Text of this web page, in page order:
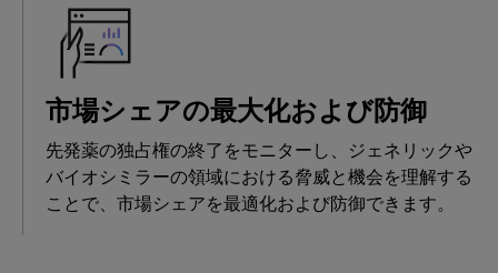
市場シェアの最大化および防御
先発薬の独占権の終了をモニターし、ジェネリックや
バイオシミラーの領域における脅威と機会を理解する
ことで、市場シェアを最適化および防御できます。